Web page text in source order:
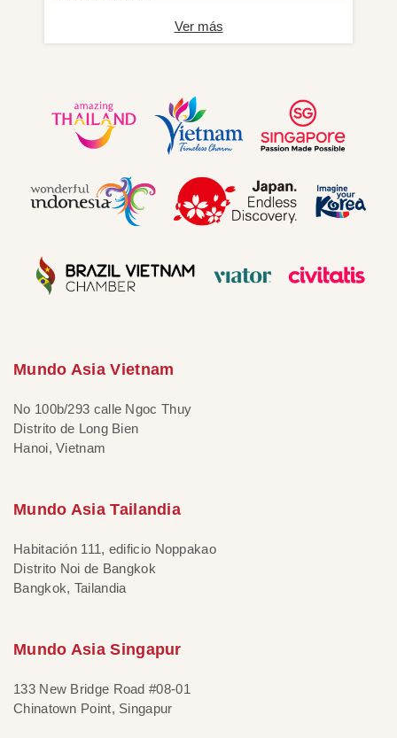
Ver más
Mundo Asia Vietnam
No 100b/293 calle Ngoc Thuy
Distrito de Long Bien
Hanoi, Vietnam
Mundo Asia Tailandia
Habitación 111, edificio Noppakao
Distrito Noi de Bangkok
Bangkok, Tailandia
Mundo Asia Singapur
133 New Bridge Road #08-01
Chinatown Point, Singapur